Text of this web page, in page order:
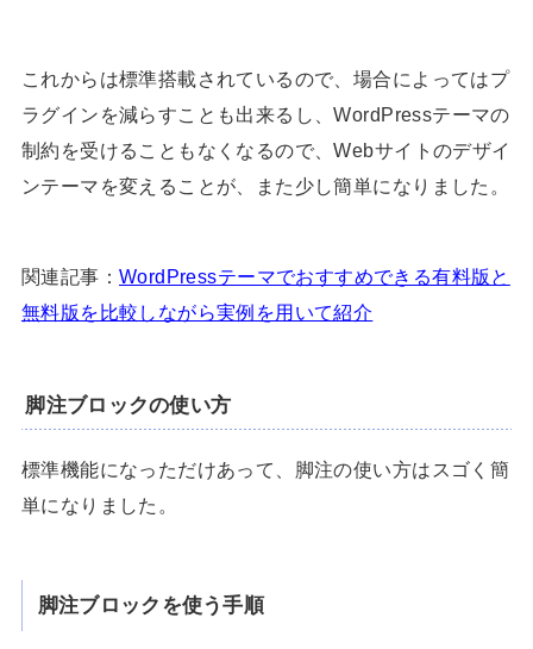
これからは標準搭載されているので、場合によってはプ
ラグインを減らすことも出来るし、WordPressテーマの
制約を受けることもなくなるので、Webサイトのデザイ
ンテーマを変えることが、また少し簡単になりました。
関連記事： WordPressテーマでおすすめできる有料版と
無料版を比較しながら実例を用いて紹介
脚注ブロックの使い方
標準機能になっただけあって、脚注の使い方はスゴく簡
単になりました。
脚注ブロックを使う手順